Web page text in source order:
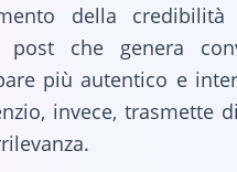
della credibilità
post che genera
più autentico e
invece, trasmette